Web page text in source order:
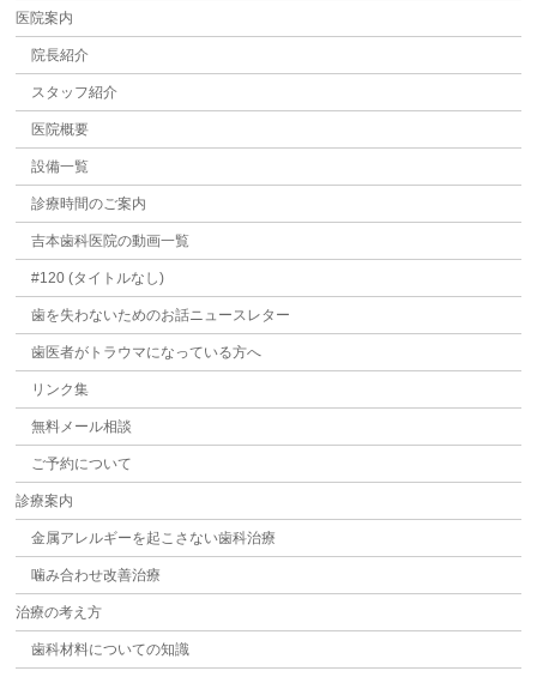
医院案内
院長紹介
スタッフ紹介
医院概要
設備一覧
診療時間のご案内
吉本歯科医院の動画一覧
#120 (タイトルなし)
歯を失わないためのお話ニュースレター
歯医者がトラウマになっている方へ
リンク集
無料メール相談
ご予約について
診療案内
金属アレルギーを起こさない歯科治療
噛み合わせ改善治療
治療の考え方
歯科材料についての知識